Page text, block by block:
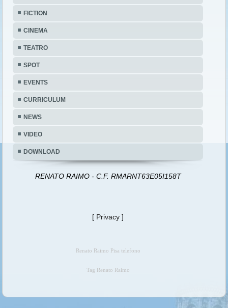
FICTION
CINEMA
TEATRO
SPOT
EVENTS
CURRICULUM
NEWS
VIDEO
DOWNLOAD
RENATO RAIMO - C.F. RMARNT63E05I158T
[ Privacy ]
Renato Raimo Pisa telefono
Tag Renato Raimo